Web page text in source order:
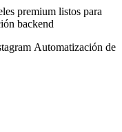
premium listos para
backend
Automatización de